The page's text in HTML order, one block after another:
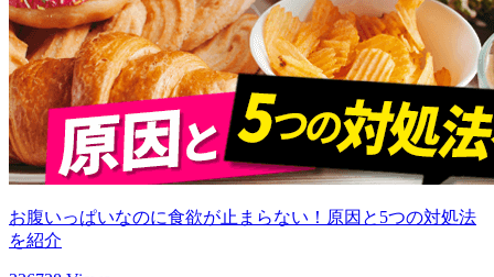
お腹いっぱいなのに食欲が止まらない！原因と5つの対処法
を紹介